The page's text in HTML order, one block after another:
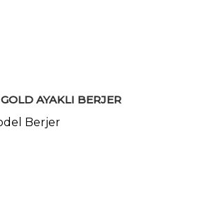
GOLD AYAKLI BERJER